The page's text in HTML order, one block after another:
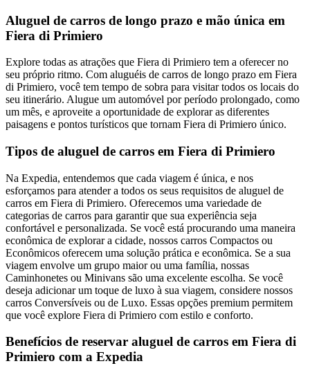
Aluguel de carros de longo prazo e mão única em
Fiera di Primiero
Explore todas as atrações que Fiera di Primiero tem a oferecer no
seu próprio ritmo. Com aluguéis de carros de longo prazo em Fiera
di Primiero, você tem tempo de sobra para visitar todos os locais do
seu itinerário. Alugue um automóvel por período prolongado, como
um mês, e aproveite a oportunidade de explorar as diferentes
paisagens e pontos turísticos que tornam Fiera di Primiero único.
Tipos de aluguel de carros em Fiera di Primiero
Na Expedia, entendemos que cada viagem é única, e nos
esforçamos para atender a todos os seus requisitos de aluguel de
carros em Fiera di Primiero. Oferecemos uma variedade de
categorias de carros para garantir que sua experiência seja
confortável e personalizada. Se você está procurando uma maneira
econômica de explorar a cidade, nossos carros Compactos ou
Econômicos oferecem uma solução prática e econômica. Se a sua
viagem envolve um grupo maior ou uma família, nossas
Caminhonetes ou Minivans são uma excelente escolha. Se você
deseja adicionar um toque de luxo à sua viagem, considere nossos
carros Conversíveis ou de Luxo. Essas opções premium permitem
que você explore Fiera di Primiero com estilo e conforto.
Benefícios de reservar aluguel de carros em Fiera di
Primiero com a Expedia